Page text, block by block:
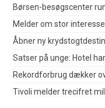
Børsen-besøgscenter
Melder om stor
Åbner ny
Satser på unge: Hotel
Rekordforbrug dækker
Tivoli melder trecifret